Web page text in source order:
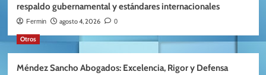
respaldo gubernamental y estándares internacionales
Fermin agosto 4, 2026 0
Otros
Méndez Sancho Abogados: Excelencia, Rigor y Defensa